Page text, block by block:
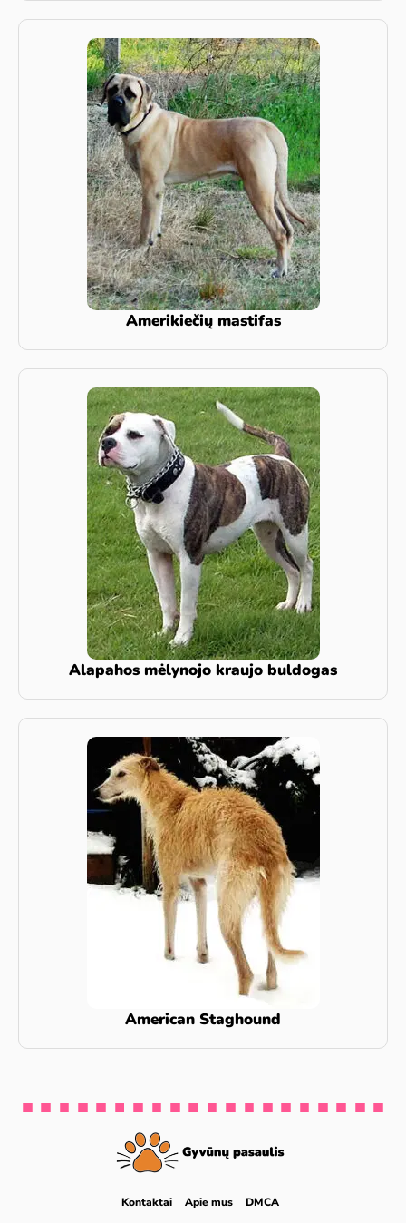
Amerikiečių mastifas
Alapahos mėlynojo kraujo buldogas
American Staghound
Kontaktai Apie mus DMCA